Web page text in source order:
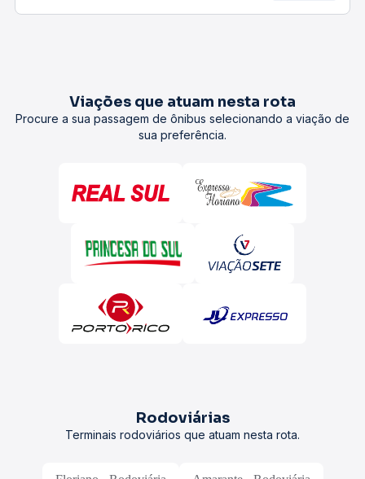
Viações que atuam nesta rota
Procure a sua passagem de ônibus selecionando a viação de
sua preferência.
Rodoviárias
Terminais rodoviários que atuam nesta rota.